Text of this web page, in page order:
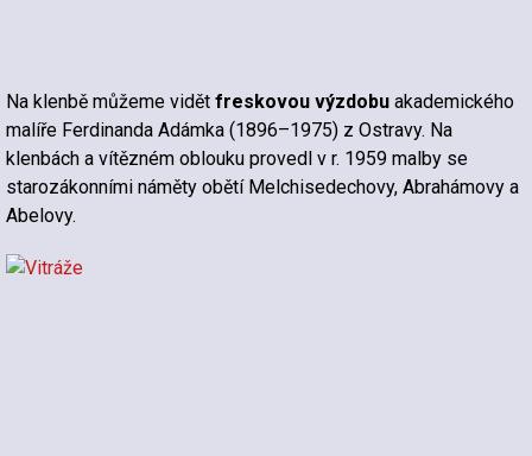
Na klenbě můžeme vidět freskovou výzdobu akademického
malíře Ferdinanda Adámka (1896–1975) z Ostravy. Na
klenbách a vítězném oblouku provedl v r. 1959 malby se
starozákonními náměty obětí Melchisedechovy, Abrahámovy a
Abelovy.